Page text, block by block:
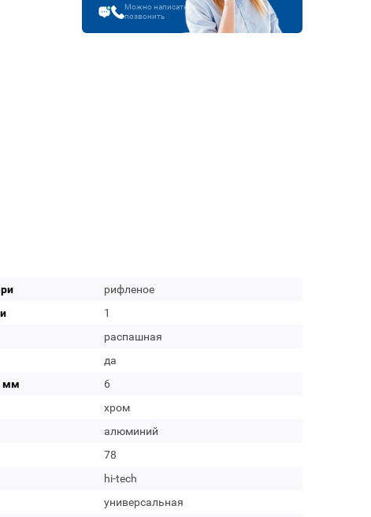
Можно написать или
позвонить
рифленое
1
распашная
да
мм
6
хром
алюминий
78
hi-tech
универсальная